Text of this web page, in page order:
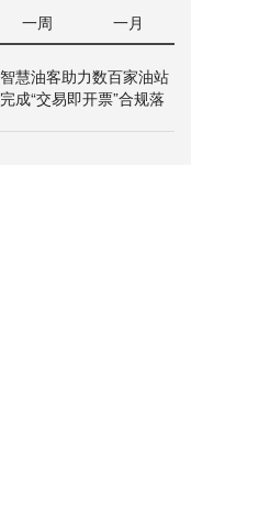
一周 一月
智慧油客助力数百家油站
完成“交易即开票”合规落